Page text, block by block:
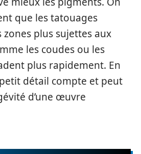
que les tatouages
zones plus sujettes aux
les coudes ou les
plus rapidement. En
détail compte et peut
d’une œuvre